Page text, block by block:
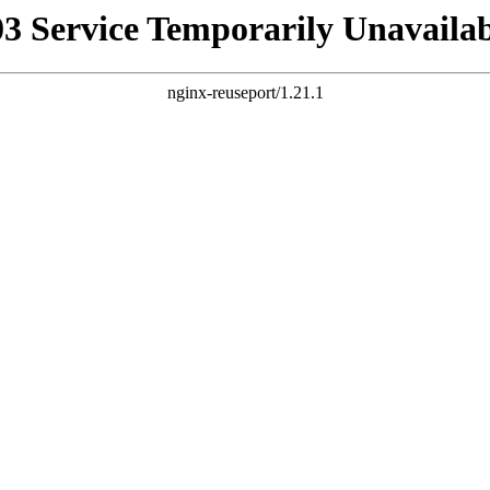
Service Temporarily
nginx-reuseport/1.21.1